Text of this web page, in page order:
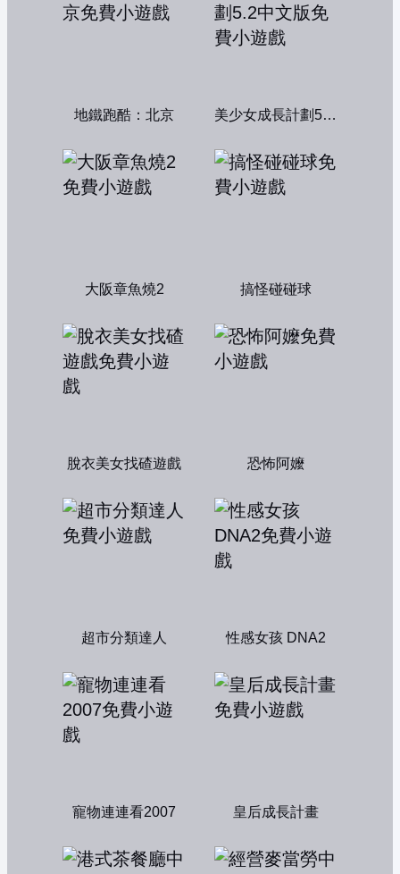
地鐵跑酷：北京 美少女成長計劃5.2中文版
大阪章魚燒2 搞怪碰碰球
脫衣美女找碴遊戲 恐怖阿嬤
超市分類達人 性感女孩 DNA2
寵物連連看2007 皇后成長計畫